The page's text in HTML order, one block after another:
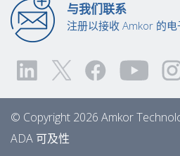
与我们联系
注册以接收 Amkor 的
© Copyright 2026 Amkor
ADA 可及性